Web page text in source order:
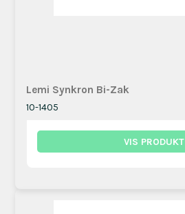
Lemi Synkron Bi-Zak
10-1405
VIS PRODUKT